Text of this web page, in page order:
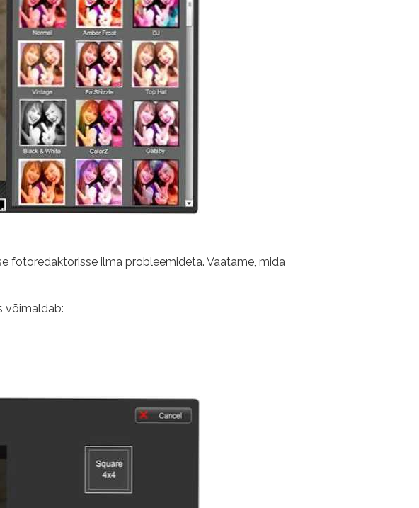
fotoredaktorisse ilma probleemideta. Vaatame, mida
võimaldab: